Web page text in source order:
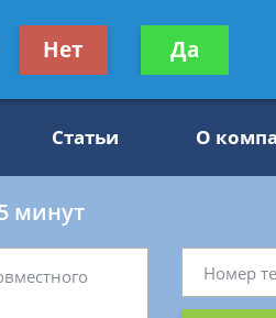
Получите консультацию
бесплатно
Статьи О
минут
Нет Да